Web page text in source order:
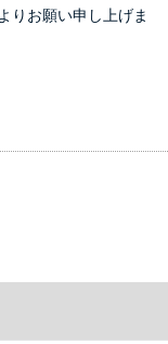
りお願い申し上げま